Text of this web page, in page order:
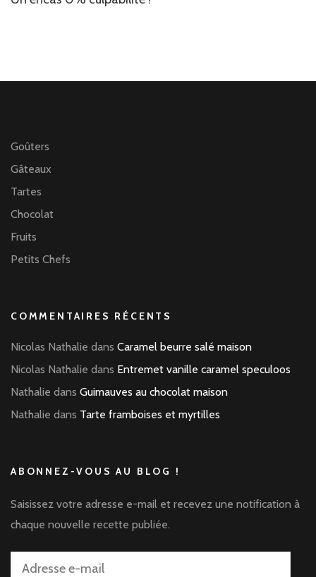
Goûters
Gâteaux
Tartes
Chocolat
Fruits
Petits Chefs
COMMENTAIRES RÉCENTS
Nicolas Nathalie dans Caramel beurre salé maison
Nicolas Nathalie dans Entremet vanille caramel speculoos
Nathalie dans Guimauves au chocolat maison
Nathalie dans Tarte framboises et myrtilles
ABONNEZ-VOUS AU BLOG !
Saisissez votre adresse e-mail et recevez une notification à
chaque nouvelle recette publiée.
Adresse